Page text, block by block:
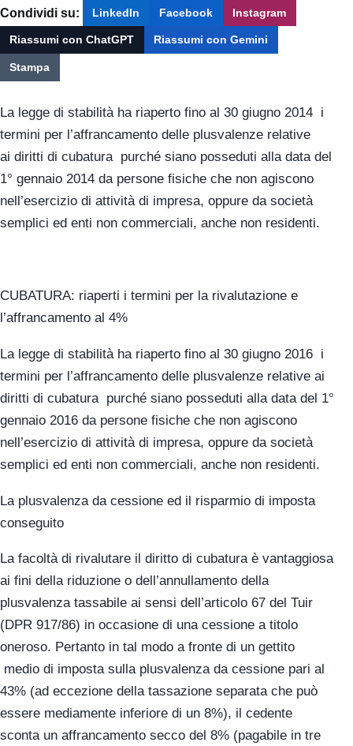
Condividi su: LinkedIn Facebook Instagram
Riassumi con ChatGPT Riassumi con Gemini
Stampa
La legge di stabilità ha riaperto fino al 30 giugno 2014 i
termini per l’affrancamento delle plusvalenze relative
ai diritti di cubatura purché siano posseduti alla data del
1° gennaio 2014 da persone fisiche che non agiscono
nell’esercizio di attività di impresa, oppure da società
semplici ed enti non commerciali, anche non residenti.
CUBATURA: riaperti i termini per la rivalutazione e
l’affrancamento al 4%
La legge di stabilità ha riaperto fino al 30 giugno 2016 i
termini per l’affrancamento delle plusvalenze relative ai
diritti di cubatura purché siano posseduti alla data del 1°
gennaio 2016 da persone fisiche che non agiscono
nell’esercizio di attività di impresa, oppure da società
semplici ed enti non commerciali, anche non residenti.
La plusvalenza da cessione ed il risparmio di imposta
conseguito
La facoltà di rivalutare il diritto di cubatura è vantaggiosa
ai fini della riduzione o dell’annullamento della
plusvalenza tassabile ai sensi dell’articolo 67 del Tuir
(DPR 917/86) in occasione di una cessione a titolo
oneroso. Pertanto in tal modo a fronte di un gettito
medio di imposta sulla plusvalenza da cessione pari al
43% (ad eccezione della tassazione separata che può
essere mediamente inferiore di un 8%), il cedente
sconta un affrancamento secco del 8% (pagabile in tre